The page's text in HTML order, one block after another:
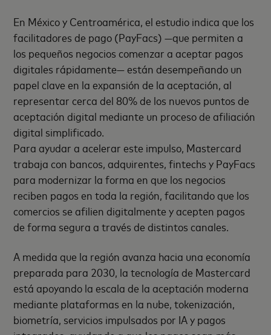
En México y Centroamérica, el estudio indica que los
facilitadores de pago (PayFacs) —que permiten a
los pequeños negocios comenzar a aceptar pagos
digitales rápidamente— están desempeñando un
papel clave en la expansión de la aceptación, al
representar cerca del 80% de los nuevos puntos de
aceptación digital mediante un proceso de afiliación
digital simplificado.
Para ayudar a acelerar este impulso, Mastercard
trabaja con bancos, adquirentes, fintechs y PayFacs
para modernizar la forma en que los negocios
reciben pagos en toda la región, facilitando que los
comercios se afilien digitalmente y acepten pagos
de forma segura a través de distintos canales.
A medida que la región avanza hacia una economía
preparada para 2030, la tecnología de Mastercard
está apoyando la escala de la aceptación moderna
mediante plataformas en la nube, tokenización,
biometría, servicios impulsados por IA y pagos